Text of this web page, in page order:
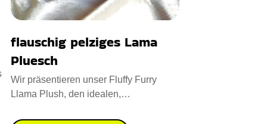
flauschig pelziges Lama
Pluesch
Wir präsentieren unser Fluffy Furry
Llama Plush, den idealen,